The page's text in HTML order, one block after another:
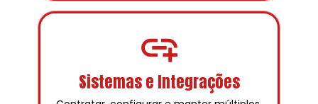
Sistemas e Integrações